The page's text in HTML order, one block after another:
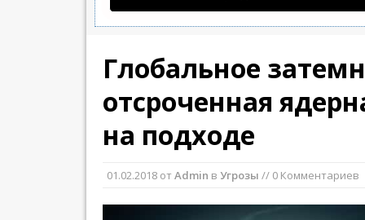
Глобальное
отсроченная
на подходе
01.02.2018 от Admin в Угрозы // 0 Комментариев